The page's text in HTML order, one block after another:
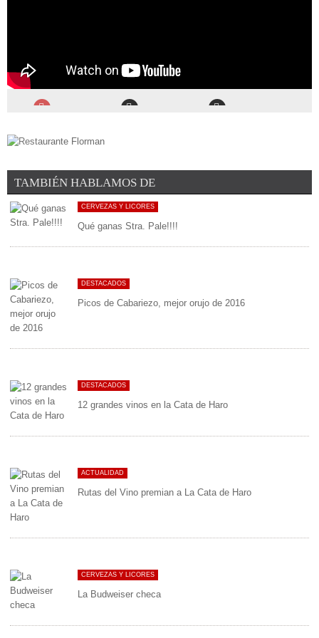
TAMBIÉN HABLAMOS DE
CERVEZAS Y LICORES
Qué ganas Stra. Pale!!!!
DESTACADOS
Picos de Cabariezo, mejor orujo de 2016
DESTACADOS
12 grandes vinos en la Cata de Haro
ACTUALIDAD
Rutas del Vino premian a La Cata de Haro
CERVEZAS Y LICORES
La Budweiser checa